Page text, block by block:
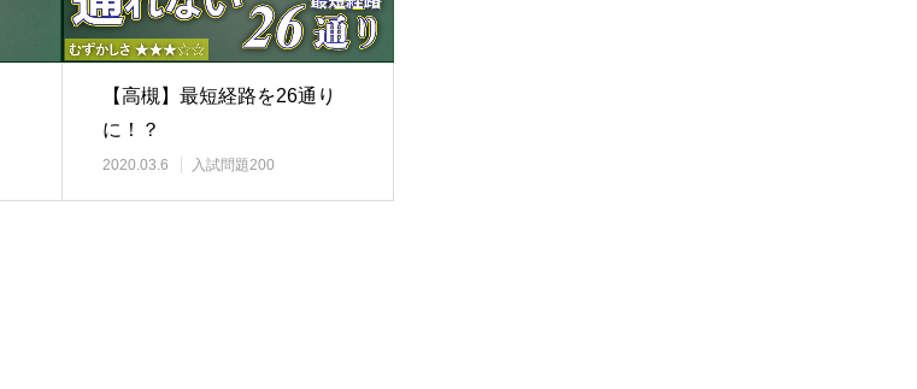
【高槻】最短経路を26通り
に！？
2020.03.6 入試問題200